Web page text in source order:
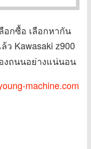
อกซื้อ เลือกหากัน
ว Kawasaki z900
งถนนอย่างแน่นอน
machine.com